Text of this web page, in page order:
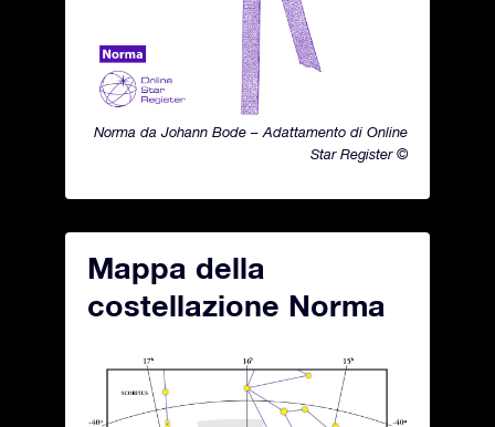
Norma da Johann Bode – Adattamento di Online
Star Register ©
Mappa della
costellazione Norma